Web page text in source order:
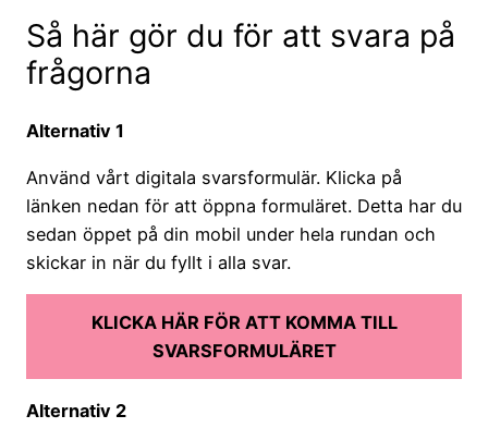
Så här gör du för att svara på
frågorna
Alternativ 1
Använd vårt digitala svarsformulär. Klicka på
länken nedan för att öppna formuläret. Detta har du
sedan öppet på din mobil under hela rundan och
skickar in när du fyllt i alla svar.
KLICKA HÄR FÖR ATT KOMMA TILL
SVARSFORMULÄRET
Alternativ 2